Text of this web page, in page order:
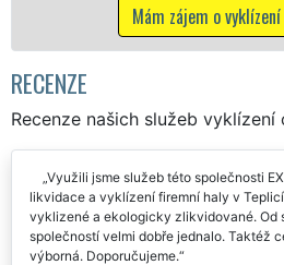
o vyklízení v Teplicích
RECENZE
Recenze našich služeb vyklízení
Využili jsme služeb této společnosti
likvidace a vyklízení firemní haly v
vyklizené a ekologicky zlikvidované. Od
společností velmi dobře jednalo. Taktéž
výborná. Doporučujeme.